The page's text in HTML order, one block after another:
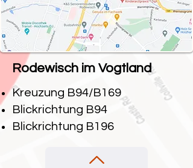
Rodewisch im Vogtland
Kreuzung B94/B169
Blickrichtung B94
Blickrichtung B196